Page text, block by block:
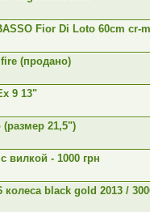
Fior Di Loto 60cm cr-
(продано)
9 13"
(размер 21,5")
вилкой - 1000 грн
колеса black gold 2013 /